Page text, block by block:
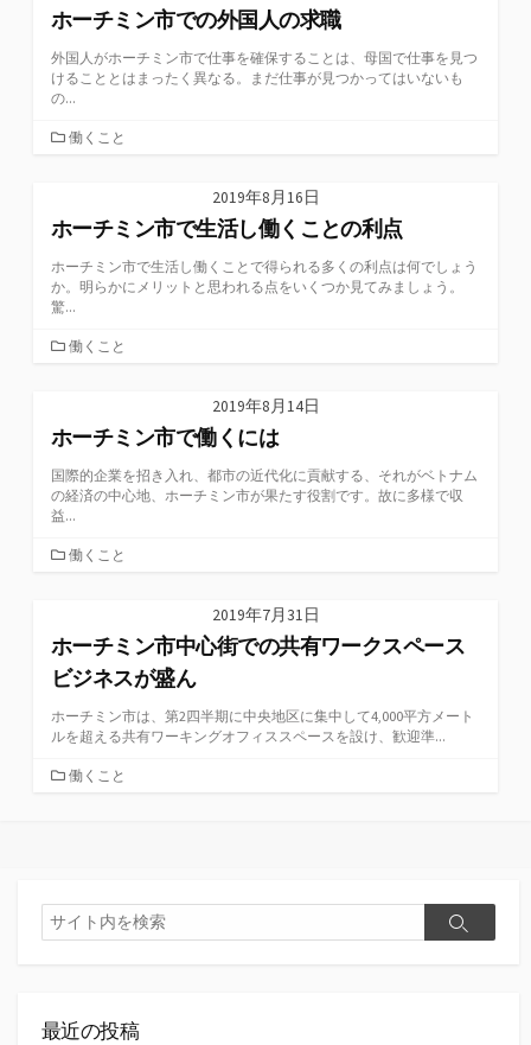
ー
ホーチミン市での外国人の求職
外国人がホーチミン市で仕事を確保することは、母国で仕事を見つ
けることとはまったく異なる。まだ仕事が見つかってはいないも
の...
カ
ー
働くこと
2019年8月16日
ホーチミン市で生活し働くことの利点
ホーチミン市で生活し働くことで得られる多くの利点は何でしょう
か。明らかにメリットと思われる点をいくつか見てみましょう。
驚...
カ
ー
働くこと
2019年8月14日
ホーチミン市で働くには
国際的企業を招き入れ、都市の近代化に貢献する、それがベトナム
の経済の中心地、ホーチミン市が果たす役割です。故に多様で収
益...
カ
ー
働くこと
2019年7月31日
ホーチミン市中心街での共有ワークスペース
ビジネスが盛ん
ホーチミン市は、第2四半期に中央地区に集中して4,000平方メート
ルを超える共有ワーキングオフィススペースを設け、歓迎準...
カ働くこと
検
索
検
最近の投稿